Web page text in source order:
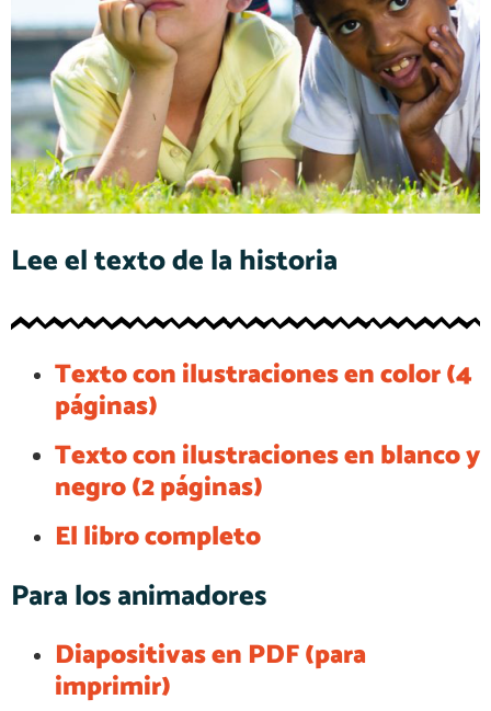
Lee el texto de la historia
Texto con ilustraciones en color (4
páginas)
Texto con ilustraciones en blanco y
negro (2 páginas)
El libro completo
Para los animadores
Diapositivas en PDF (para
imprimir)